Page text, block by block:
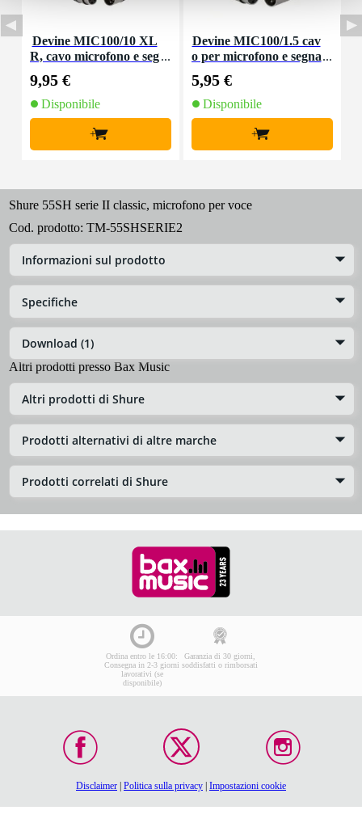
Devine MIC100/10 XL
R, cavo microfono e seg
9,95 €
Disponibile
+
Devine MIC100/1.5 cav
o per microfono e segna
5,95 €
Disponibile
+
Shure 55SH serie II classic, microfono per voce
Cod. prodotto: TM-55SHSERIE2
Informazioni sul prodotto
Specifiche
Download (1)
Altri prodotti presso Bax Music
Altri prodotti di Shure
Prodotti alternativi di altre marche
Prodotti correlati di Shure
Ordina entro le 16:00:
Consegna in 2-3 giorni
lavorativi (se
disponibile)
Garanzia di 30 giorni,
soddisfatti o rimborsati
Disclaimer Politica sulla privacy Impostazioni cookie